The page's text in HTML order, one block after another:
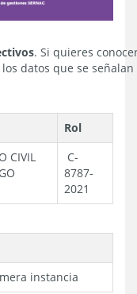
. Si quieres
datos que se
Rol
CIVIL
C-
8787-
2021
instancia